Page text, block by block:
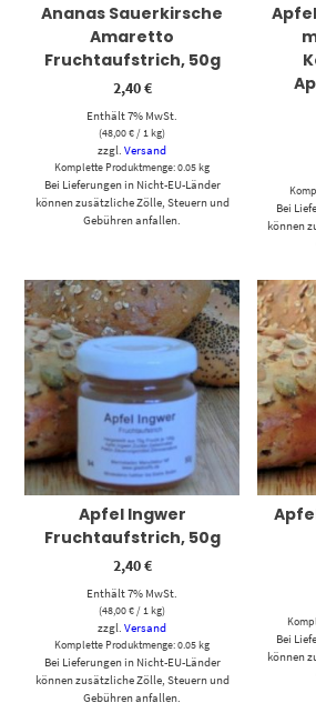
Ananas Sauerkirsche
Amaretto
Fruchtaufstrich, 50g
2,40€
Enthält 7% MwSt.
(48,00€/ 1 kg)
zzgl.Versand
Komplette Produktmenge: 0.05 kg
Bei Lieferungen in Nicht-EU-Länder
können zusätzliche Zölle, Steuern und
Gebühren anfallen.
Bei
können
Apfel Ingwer
Fruchtaufstrich, 50g
2,40€
Enthält 7% MwSt.
(48,00€ / 1 kg)
zzgl.Versand
Komplette Produktmenge: 0.05 kg
Bei Lieferungen in Nicht-EU-Länder
können zusätzliche Zölle, Steuern und
Gebühren anfallen.
Bei
können